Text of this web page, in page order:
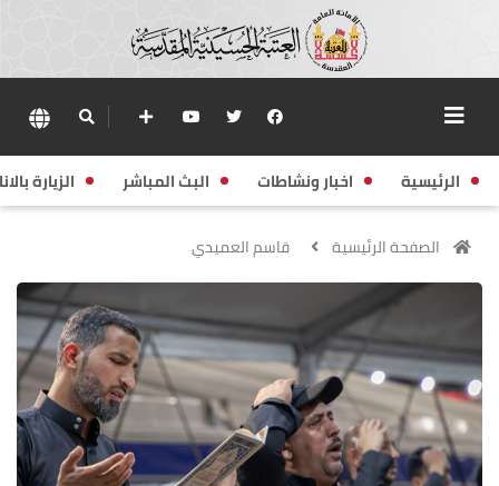
الرئيسية اخبار ونشاطات البث المباشر الزيارة
الصفحة الرئيسية قاسم العميدي